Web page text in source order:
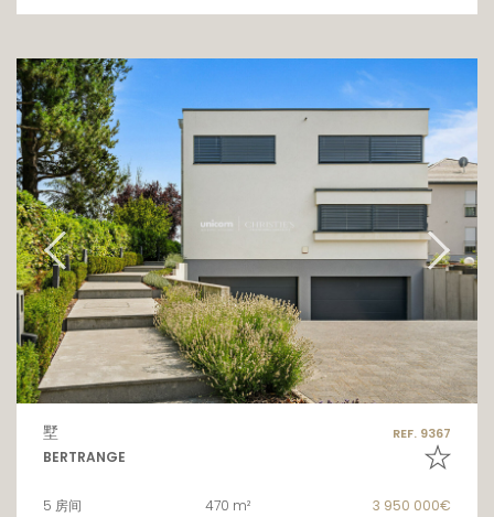
墅 REF. 9367
BERTRANGE
5 房间 470 m² 3 950 000€